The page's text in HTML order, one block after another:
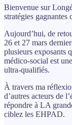
Bienvenue sur
stratégies gagnantes
Aujourd’hui, de
26 et 27 mars
plusieurs exposants
médico-social est
ultra-qualifiés.
À travers ma
d’autres acteurs de
répondre à LA
ciblez les EHPAD.